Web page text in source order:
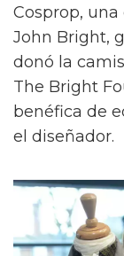
Cosprop,
John Bright,
donó la
The Bright
benéfica de
el diseñador.